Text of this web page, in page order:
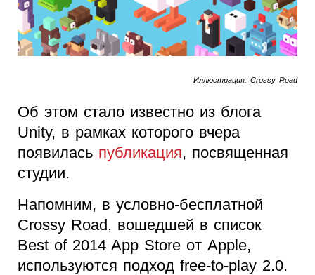
Иллюстрация: Crossy Road
Об этом стало известно из блога
Unity, в рамках которого вчера
появилась публикация, посвященная
студии.
Напомним, в условно-бесплатной
Crossy Road, вошедшей в список
Best of 2014 App Store от Apple,
используются подход free-to-play 2.0.